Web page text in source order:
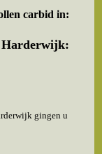
carbid in:
Harderwijk:
gingen u